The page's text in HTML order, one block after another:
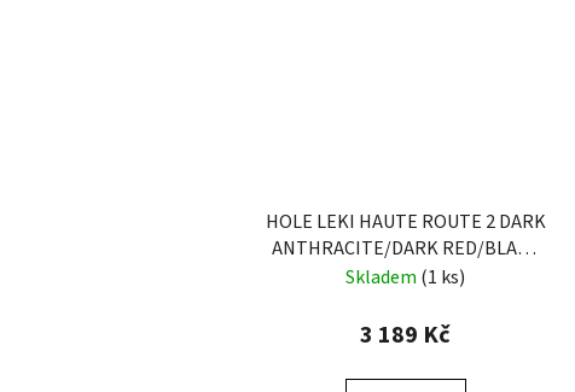
HOLE LEKI HAUTE ROUTE 2 DARK
ANTHRACITE/DARK RED/BLACK
110-150 CM
Skladem (1 ks)
3 189 Kč